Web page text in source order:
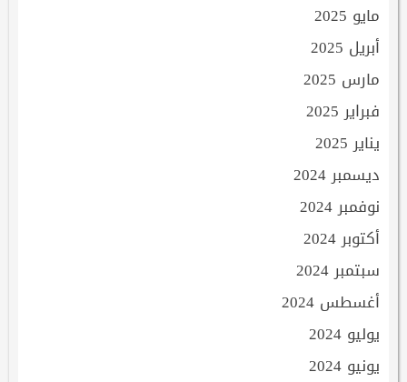
مايو 2025
أبريل 2025
مارس 2025
فبراير 2025
يناير 2025
ديسمبر 2024
نوفمبر 2024
أكتوبر 2024
سبتمبر 2024
أغسطس 2024
يوليو 2024
يونيو 2024